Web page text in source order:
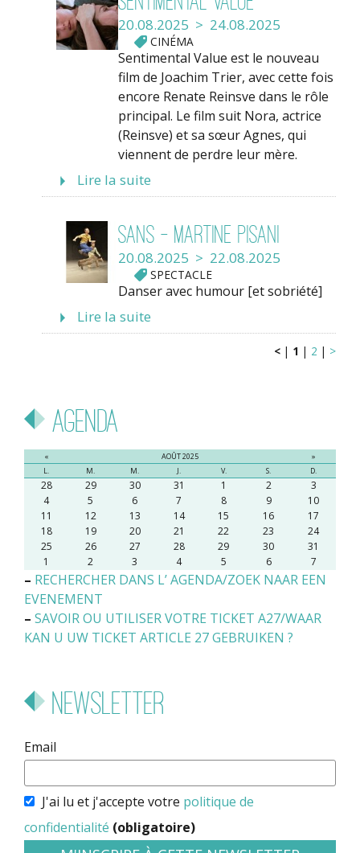
20.08.2025 > 24.08.2025
CINÉMA
Sentimental Value est le nouveau
film de Joachim Trier, avec cette fois
encore Renate Reinsve dans le rôle
principal. Le film suit Nora, actrice
(Reinsve) et sa sœur Agnes, qui
viennent de perdre leur mère.
Lire la suite
sans - Martine Pisani
20.08.2025 > 22.08.2025
SPECTACLE
Danser avec humour [et sobriété]
Lire la suite
< | 1 | 2 | >
Agenda
« AOÛT 2025
»
L.
M. M. J. V. S. D.
28 29 30 31 1 2
3
4
5 6 7 8 9
10
11
12 13 14 15 16
17
18
19 20 21 22 23
24
25
26 27 28 29 30
31
1
2 3 4 5 6 7
– RECHERCHER DANS L’ AGENDA/ZOEK NAAR EEN
EVENEMENT
– SAVOIR OU UTILISER VOTRE TICKET A27/WAAR
KAN U UW TICKET ARTICLE 27 GEBRUIKEN ?
Newsletter
Email
J'ai lu et j'accepte votre politique de
confidentialité (obligatoire)